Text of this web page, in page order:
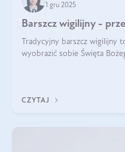
1 gru 2025
Barszcz wigilijny -
Tradycyjny barszcz wigilijny
wyobrazić sobie Święta
CZYTAJ